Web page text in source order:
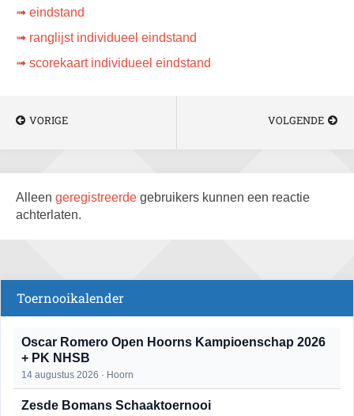
➟ eindstand
➟ ranglijst individueel eindstand
➟ scorekaart individueel eindstand
VORIGE VOLGENDE
Alleen geregistreerde gebruikers kunnen een reactie
achterlaten.
Toernooikalender
Oscar Romero Open Hoorns Kampioenschap 2026
+ PK NHSB
14 augustus 2026 · Hoorn
Zesde Bomans Schaaktoernooi